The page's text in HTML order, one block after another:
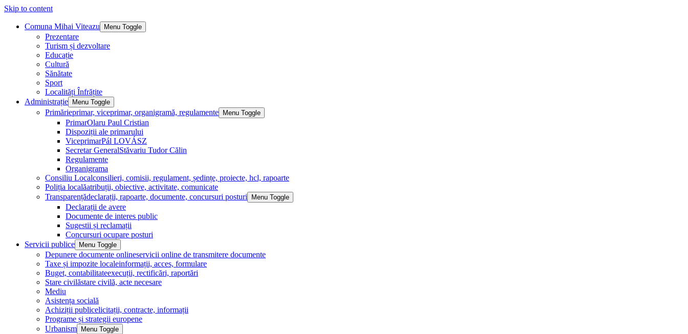
Skip to content
Comuna Mihai Viteazu Menu Toggle
Prezentare
Turism și dezvoltare
Educație
Cultură
Sănătate
Sport
Localități Înfrățite
Administrație
Menu Toggle
Primărieprimar, viceprimar, organigramă, regulamente Menu Toggle
PrimarOlaru Paul Cristian
Dispoziții ale primarului
ViceprimarPál LOVÁSZ
Secretar GeneralStăvariu Tudor Călin
Regulamente
Organigrama
Consiliu Localconsilieri, comisii, regulament, ședințe, proiecte, hcl, rapoarte
Poliția localăatribuții, obiective, activitate, comunicate
Transparențădeclarații, rapoarte, documente, concursuri posturi Menu Toggle
Declarații de avere
Documente de interes public
Sugestii și reclamații
Concursuri ocupare posturi
Servicii publice
Menu Toggle
Depunere documente onlineservicii online de transmitere documente
Taxe și impozite localeinformații, acces, formulare
Buget, contabilitateexecuții, rectificări, raportări
Stare civilăstare civilă, acte necesare
Mediu
Asistența socială
Achiziții publicelicitații, contracte, informații
Programe și strategii europene
Urbanism
Menu Toggle